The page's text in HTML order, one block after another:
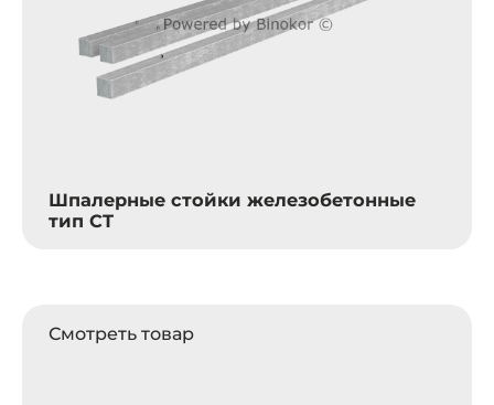
Шпалерные стойки железобетонные
тип CT
Смотреть товар